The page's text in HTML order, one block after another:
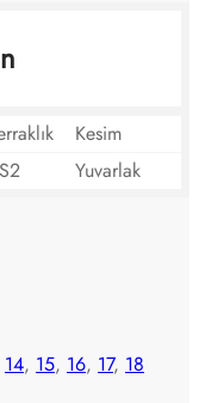
Kesim
Yuvarlak
14, 15, 16, 17, 18